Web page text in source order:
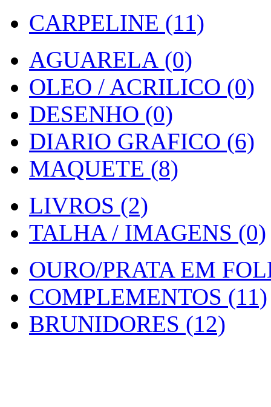
CARPELINE (11)
AGUARELA (0)
OLEO / ACRILICO (0)
DESENHO (0)
DIARIO GRAFICO (6)
MAQUETE (8)
LIVROS (2)
TALHA / IMAGENS (0)
OURO/PRATA EM
COMPLEMENTOS (11)
BRUNIDORES (12)